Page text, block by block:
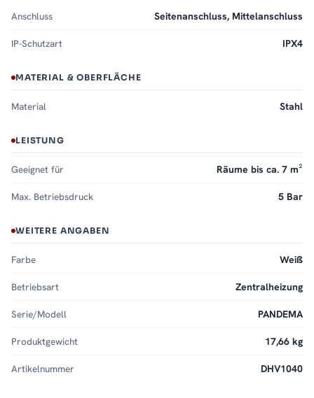
Anschluss Seitenanschluss, Mittelanschluss
IP-Schutzart IPX4
MATERIAL & OBERFLÄCHE
Material Stahl
LEISTUNG
Geeignet für Räume bis ca. 7 m²
Max. Betriebsdruck 5 Bar
WEITERE ANGABEN
Farbe Weiß
Betriebsart Zentralheizung
Serie/Modell PANDEMA
Produktgewicht 17,66 kg
Artikelnummer DHV1040